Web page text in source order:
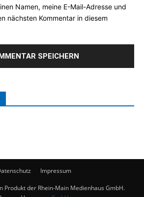
Namen, meine E-Mail-Adresse und
nächsten Kommentar in diesem
Impressum
Produkt der Rhein-Main Medienhaus GmbH.